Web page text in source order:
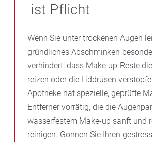
ist Pflicht
Wenn Sie unter trockenen Augen
gründliches Abschminken
verhindert, dass Make-up-Reste
reizen oder die Liddrüsen
Apotheke hat spezielle, geprüfte
Entferner vorrätig, die die
wasserfestem Make-up sanft und
reinigen. Gönnen Sie Ihren